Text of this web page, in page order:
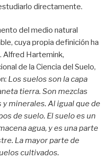
directamente.
del medio natural
cuya propia definición ha
Alfred Hartemink,
de la Ciencia del Suelo,
Los suelos son la capa
tierra. Son mezclas
minerales. Al igual que de
de suelo. El suelo es un
agua, y es una parte
La mayor parte de
cultivados.